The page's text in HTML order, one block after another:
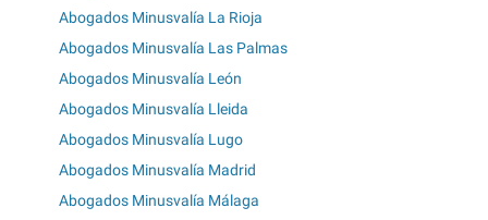
Abogados Minusvalía La Rioja
Abogados Minusvalía Las Palmas
Abogados Minusvalía León
Abogados Minusvalía Lleida
Abogados Minusvalía Lugo
Abogados Minusvalía Madrid
Abogados Minusvalía Málaga